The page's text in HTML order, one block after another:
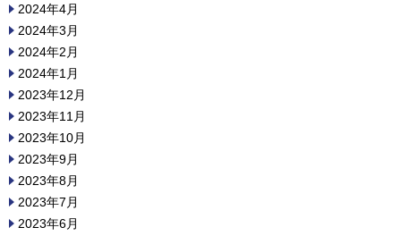
2024年4月
2024年3月
2024年2月
2024年1月
2023年12月
2023年11月
2023年10月
2023年9月
2023年8月
2023年7月
2023年6月